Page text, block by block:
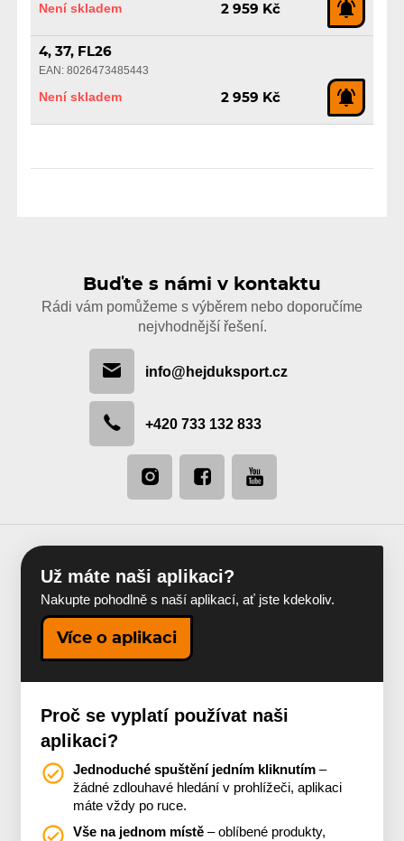
Není skladem 2 959 Kč
4, 37, FL26
EAN: 8026473485443
Není skladem 2 959 Kč
Buďte s námi v kontaktu
Rádi vám pomůžeme s výběrem nebo doporučíme
nejvhodnější řešení.
info@hejduksport.cz
+420 733 132 833
Už máte naši aplikaci?
Nakupte pohodlně s naší aplikací, ať jste kdekoliv.
Více o aplikaci
Proč se vyplatí používat naši
aplikaci?
Jednoduché spuštění jedním kliknutím –
žádné zdlouhavé hledání v prohlížeči, aplikaci
máte vždy po ruce.
Vše na jednom místě – oblíbené produkty,